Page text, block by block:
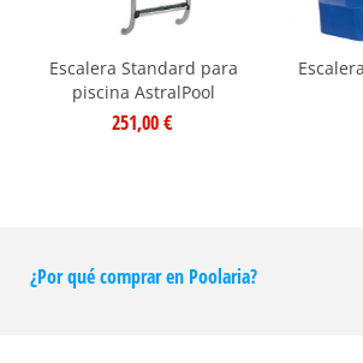
Escalera Standard para
piscina AstralPool
251,00 €
¿Por qué comprar en Poolaria?